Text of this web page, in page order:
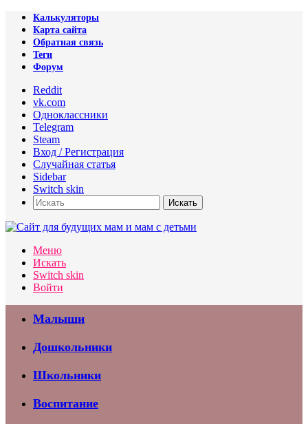
Калькуляторы
Карта сайта
Обратная связь
Теги
Форум
Reddit
vk.com
Одноклассники
Telegram
Steam
Вход / Регистрация
Случайная статья
Sidebar
Switch skin
Искать
Меню
Искать
Switch skin
Войти
Малыши
Дошкольники
Школьники
Воспитание